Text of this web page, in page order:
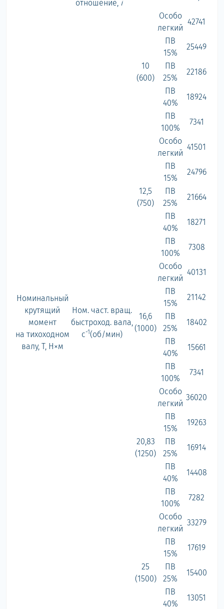
отношение, i
Номинальный
крутящий
момент
на тихоходном
валу, Т, Н×м
Ном. част. вращ.
быстроход. вала,
с-1(об/мин)
10
(600)
Особо
легкий
42741
ПВ
15%
25449
ПВ
25%
22186
ПВ
40%
18924
ПВ
100%
7341
12,5
(750)
Особо
легкий
41501
ПВ
15%
24796
ПВ
25%
21664
ПВ
40%
18271
ПВ
100%
7308
16,6
(1000)
Особо
легкий
40131
ПВ
15%
21142
ПВ
25%
18402
ПВ
40%
15661
ПВ
100%
7341
20,83
(1250)
Особо
легкий
36020
ПВ
15%
19263
ПВ
25%
16914
ПВ
40%
14408
ПВ
100%
7282
25
(1500)
Особо
легкий
33279
ПВ
15%
17619
ПВ
25%
15400
ПВ
40%
13051